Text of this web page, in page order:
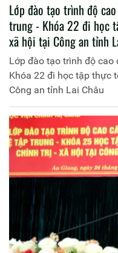
Lớp đào tạo trình độ
trung - Khóa 22 đi học
xã hội tại Công an tỉnh
Lớp đào tạo trình độ cao
Khóa 22 đi học tập thực
Công an tỉnh Lai Châu